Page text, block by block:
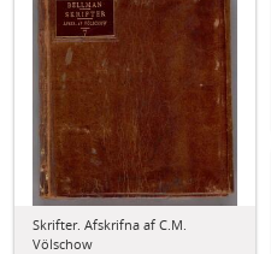
Skrifter. Afskrifna af C.M.
Völschow